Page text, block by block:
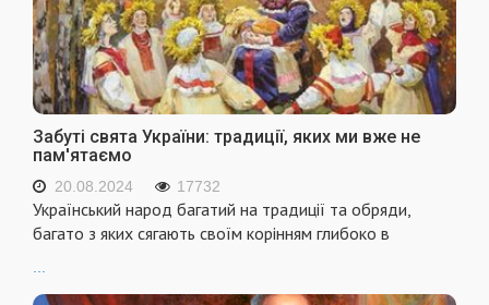
Забуті свята України: традиції, яких ми вже не
пам'ятаємо
20.08.2024 17732
Український народ багатий на традиції та обряди,
багато з яких сягають своїм корінням глибоко в
...